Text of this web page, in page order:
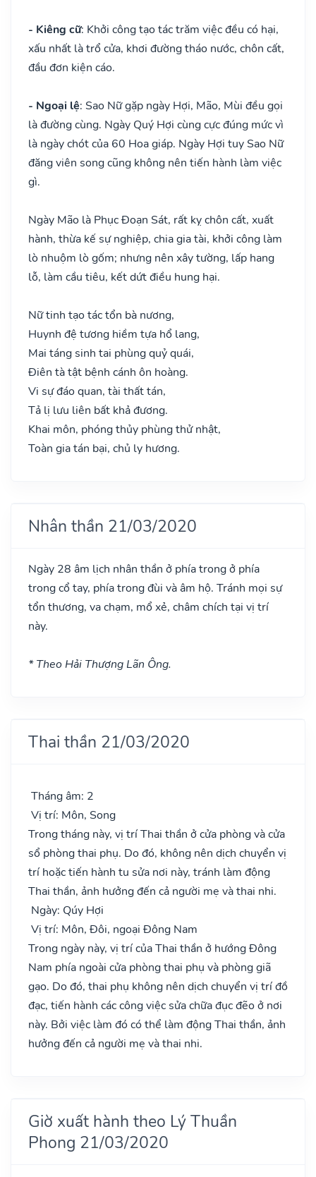
- Kiêng cữ: Khởi công tạo tác trăm việc đều có hại,
xấu nhất là trổ cửa, khơi đường tháo nước, chôn cất,
đầu đơn kiện cáo.
- Ngoại lệ: Sao Nữ gặp ngày Hợi, Mão, Mùi đều gọi
là đường cùng. Ngày Quý Hợi cùng cực đúng mức vì
là ngày chót của 60 Hoa giáp. Ngày Hợi tuy Sao Nữ
đăng viên song cũng không nên tiến hành làm việc
gì.
Ngày Mão là Phục Đoạn Sát, rất kỵ chôn cất, xuất
hành, thừa kế sự nghiệp, chia gia tài, khởi công làm
lò nhuộm lò gốm; nhưng nên xây tường, lấp hang
lỗ, làm cầu tiêu, kết dứt điều hung hại.
Nữ tinh tạo tác tổn bà nương,
Huynh đệ tương hiềm tựa hổ lang,
Mai táng sinh tai phùng quỷ quái,
Điên tà tật bệnh cánh ôn hoàng.
Vi sự đáo quan, tài thất tán,
Tả lị lưu liên bất khả đương.
Khai môn, phóng thủy phùng thử nhật,
Toàn gia tán bại, chủ ly hương.
Nhân thần 21/03/2020
Ngày 28 âm lịch nhân thần ở phía trong ở phía
trong cổ tay, phía trong đùi và âm hộ. Tránh mọi sự
tổn thương, va chạm, mổ xẻ, châm chích tại vị trí
này.
* Theo Hải Thượng Lãn Ông.
Thai thần 21/03/2020
Tháng âm: 2
Vị trí: Môn, Song
Trong tháng này, vị trí Thai thần ở cửa phòng và cửa
sổ phòng thai phụ. Do đó, không nên dịch chuyển vị
trí hoặc tiến hành tu sửa nơi này, tránh làm động
Thai thần, ảnh hưởng đến cả người mẹ và thai nhi.
Ngày: Qúy Hợi
Vị trí: Môn, Đôi, ngoại Đông Nam
Trong ngày này, vị trí của Thai thần ở hướng Đông
Nam phía ngoài cửa phòng thai phụ và phòng giã
gạo. Do đó, thai phụ không nên dịch chuyển vị trí đồ
đạc, tiến hành các công việc sửa chữa đục đẽo ở nơi
này. Bởi việc làm đó có thể làm động Thai thần, ảnh
hưởng đến cả người mẹ và thai nhi.
Giờ xuất hành theo Lý Thuần
Phong 21/03/2020